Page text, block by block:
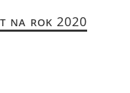
NA ROK 2020